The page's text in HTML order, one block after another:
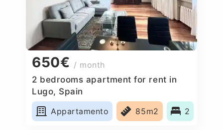
650€ / month
2 bedrooms apartment for rent in
Lugo, Spain
Appartamento
85m2 2